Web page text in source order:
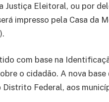
Justiça Eleitoral, ou por
impresso pela Casa da
com base na
o cidadão. A nova base
Federal, aos